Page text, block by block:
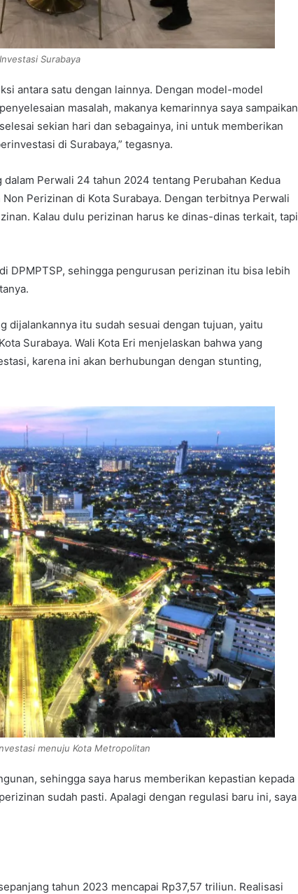
Surabaya
antara satu dengan lainnya. Dengan model-model
masalah, makanya kemarinnya saya sampaikan
sekian hari dan sebagainya, ini untuk memberikan
di Surabaya,” tegasnya.
Perwali 24 tahun 2024 tentang Perubahan Kedua
Perizinan di Kota Surabaya. Dengan terbitnya Perwali
Kalau dulu perizinan harus ke dinas-dinas terkait, tapi
DPMPTSP, sehingga pengurusan perizinan itu bisa lebih
dijalankannya itu sudah sesuai dengan tujuan, yaitu
Surabaya. Wali Kota Eri menjelaskan bahwa yang
karena ini akan berhubungan dengan stunting,
menuju Kota Metropolitan
sehingga saya harus memberikan kepastian kepada
sudah pasti. Apalagi dengan regulasi baru ini, saya
tahun 2023 mencapai Rp37,57 triliun. Realisasi